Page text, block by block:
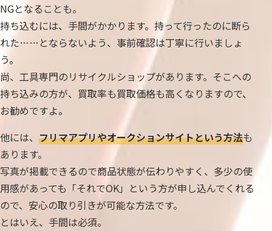
NGとなることも。
持ち込むには、手間がかかります。持って行ったのに断ら
れた……とならないよう、事前確認は丁寧に行いましょ
う。
尚、工具専門のリサイクルショップがあります。そこへの
持ち込みの方が、買取率も買取価格も高くなりますので、
お勧めですよ。
他には、 フリマアプリやオークションサイトという方法も
あります。
写真が掲載できるので商品状態が伝わりやすく、多少の使
用感があっても「それでOK」という方が申し込んでくれる
ので、安心の取り引きが可能な方法です。
とはいえ、手間は必須。